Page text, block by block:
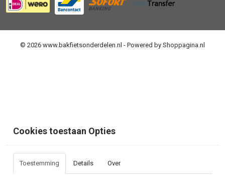
© 2026 www.bakfietsonderdelen.nl - Powered by Shoppagina.nl
Cookies toestaan Opties
Toestemming Details Over